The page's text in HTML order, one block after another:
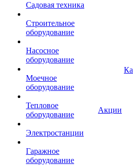
Садовая техника
Строительное
оборудование
Насосное
оборудование
Моечное
оборудование
Тепловое
оборудование
Электростанции
Гаражное
оборудование
Акции